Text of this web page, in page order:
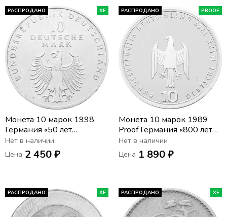
РАСПРОДАНО XF
Монета 10 марок 1998
Германия «50 лет
Немецкой марке»
Нет в наличии
Цена 2 450 ₽
РАСПРОДАНО PROOF
Монета 10 марок 1989
Proof Германия «800 лет
Гамбургскому порту»
Нет в наличии
Цена 1 890 ₽
РАСПРОДАНО XF РАСПРОДАНО XF